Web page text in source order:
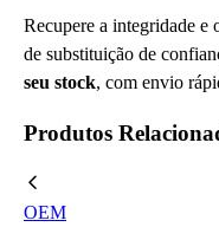
Recupere a integridade e
de substituição de
seu stock, com envio
Produtos
OEM